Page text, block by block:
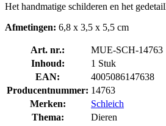
Het handmatige schilderen en het
Afmetingen: 6,8 x 3,5 x 5,5 cm
Art. nr.:
MUE-SCH-14763
Inhoud:
1 Stuk
EAN:
4005086147638
Producentnummer: 14763
Merken:
Schleich
Thema:
Dieren